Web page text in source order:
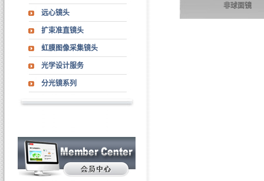
远心镜头
扩束准直镜头
虹膜图像采集镜头
光学设计服务
分光镜系列
非球面镜